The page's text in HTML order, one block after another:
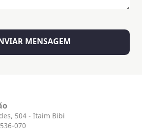
504 - Itaim Bibi
070